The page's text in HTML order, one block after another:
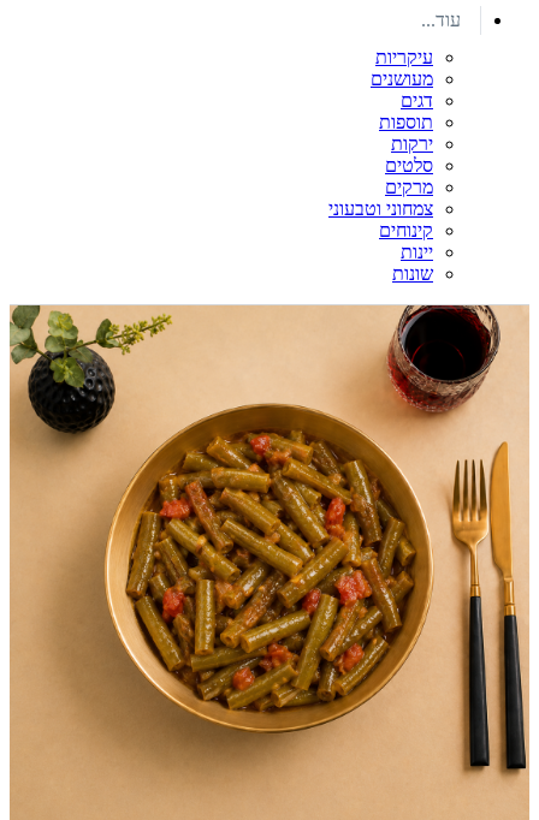
עוד...
עיקריות
מעושנים
דגים
תוספות
ירקות
סלטים
מרקים
צמחוני וטבעוני
קינוחים
יינות
שונות